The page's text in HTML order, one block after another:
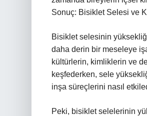
Sonuç: Bisiklet Selesi ve
Bisiklet selesinin
daha derin bir meseleye
kültürlerin, kimliklerin ve
keşfederken, sele
inşa süreçlerini nasıl
Peki, bisiklet selelerinin